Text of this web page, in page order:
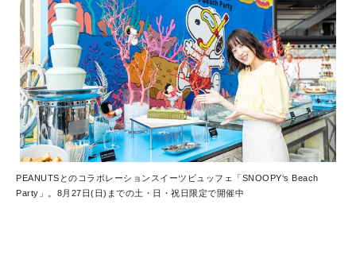
PEANUTSとのコラボレーションスイーツビュッフェ「SNOOPY‘s Beach
Party」。8月27日(日)までの土・日・祝日限定で開催中